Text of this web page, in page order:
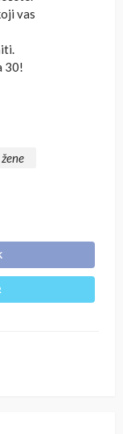
vas
30!
žene